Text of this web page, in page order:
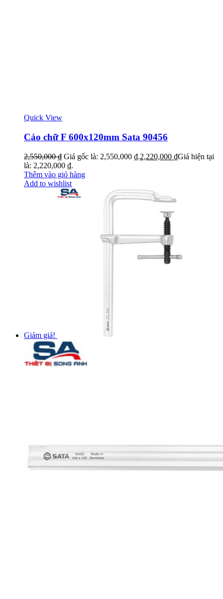
Quick View
Cảo chữ F 600x120mm Sata 90456
2,550,000₫ Giá gốc là: 2,550,000 ₫.2,220,000 ₫Giá hiện tại
là: 2,220,000 ₫.
Thêm vào giỏ hàng
Add to wishlist
Giảm giá!